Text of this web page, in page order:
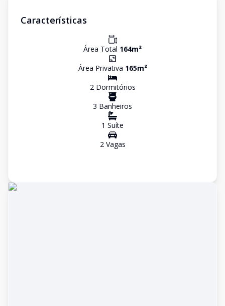
Características
Área Total 164m²
Área Privativa 165m²
2Dormitórios
3 Banheiros
1 Suíte
2Vagas